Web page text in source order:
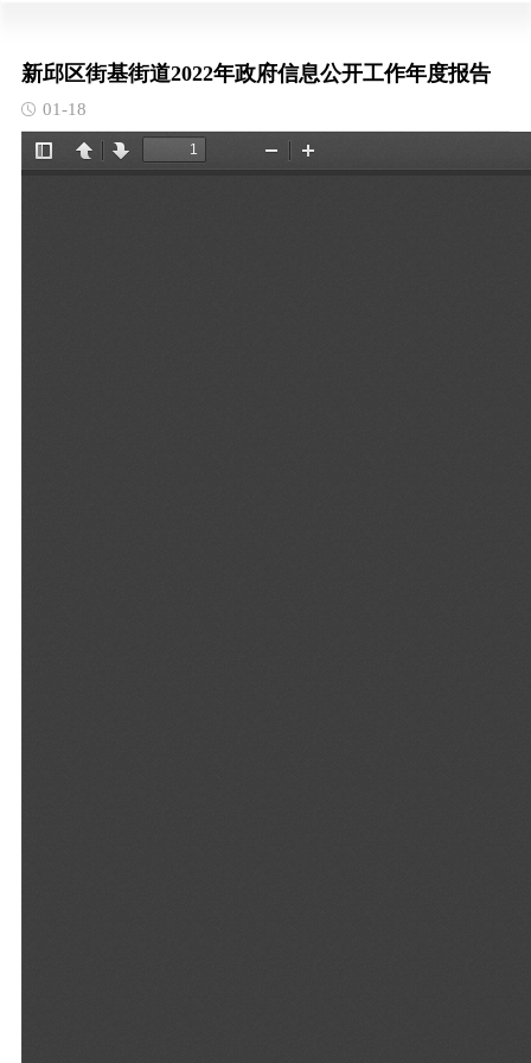
新邱区街基街道2022年政府信息公开工作年度报告
01-18